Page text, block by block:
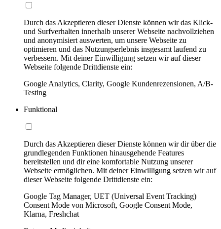
Durch das Akzeptieren dieser Dienste können wir das Klick-
und Surfverhalten innerhalb unserer Webseite nachvollziehen
und anonymisiert auswerten, um unsere Webseite zu
optimieren und das Nutzungserlebnis insgesamt laufend zu
verbessern. Mit deiner Einwilligung setzen wir auf dieser
Webseite folgende Drittdienste ein:
Google Analytics, Clarity, Google Kundenrezensionen, A/B-
Testing
Funktional
Durch das Akzeptieren dieser Dienste können wir dir über die
grundlegenden Funktionen hinausgehende Features
bereitstellen und dir eine komfortable Nutzung unserer
Webseite ermöglichen. Mit deiner Einwilligung setzen wir auf
dieser Webseite folgende Drittdienste ein:
Google Tag Manager, UET (Universal Event Tracking)
Consent Mode von Microsoft, Google Consent Mode,
Klarna, Freshchat